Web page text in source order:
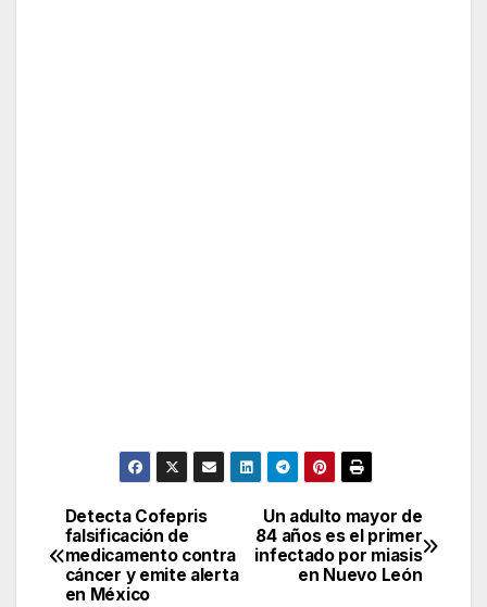
Post
navigation
Un adulto mayor de
84 años es el primer
infectado por miasis
en Nuevo León
Detecta Cofepris
falsificación de
medicamento contra
cáncer y emite alerta
en México